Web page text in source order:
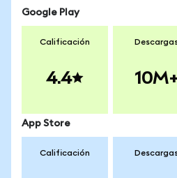
Google Play
Calificación
4.4
App Store
Calificación